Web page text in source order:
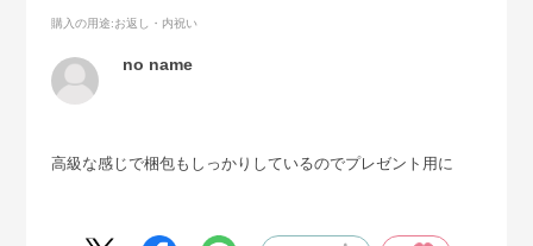
購入の用途:お返し・内祝い
no name
高級な感じで梱包もしっかりしているのでプレゼント用に